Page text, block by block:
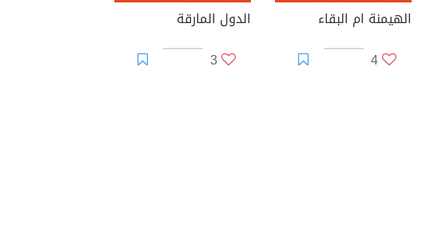
الهيمنة ام البقاء
4
الدول المارقة
3